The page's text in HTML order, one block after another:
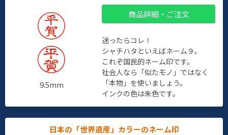
9.5mm
商品詳細・ご注文
迷ったらコレ！
シャチハタといえばネーム９。
これぞ国民的ネーム印です。
社会人なら「似たモノ」ではなく
「本物」を使いましょう。
インクの色は朱色です。
日本の「世界遺産」カラーのネーム印